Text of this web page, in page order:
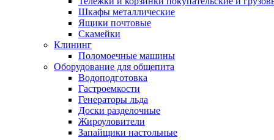
Шкафы металлические
Ящики почтовые
Скамейки
Клининг
Поломоечные машины
Оборудование для общепита
Водоподготовка
Гастроемкости
Генераторы льда
Доски разделочные
Жироуловители
Запайщики настольные